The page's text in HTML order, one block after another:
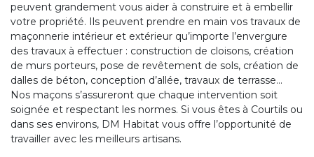
peuvent grandement vous aider à construire et à embellir
votre propriété. Ils peuvent prendre en main vos travaux de
maçonnerie intérieur et extérieur qu’importe l’envergure
des travaux à effectuer : construction de cloisons, création
de murs porteurs, pose de revêtement de sols, création de
dalles de béton, conception d’allée, travaux de terrasse…
Nos maçons s’assureront que chaque intervention soit
soignée et respectant les normes. Si vous êtes à Courtils ou
dans ses environs, DM Habitat vous offre l’opportunité de
travailler avec les meilleurs artisans.